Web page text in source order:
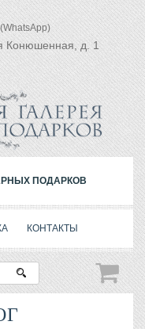
(WhatsApp)
Конюшенная, д. 1
ПОДАРКОВ
КОНТАКТЫ